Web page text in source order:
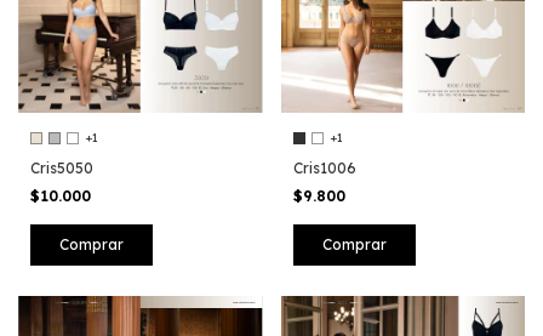
+1
Cris5050
$10.000
Comprar
+1
Cris1006
$9.800
Comprar